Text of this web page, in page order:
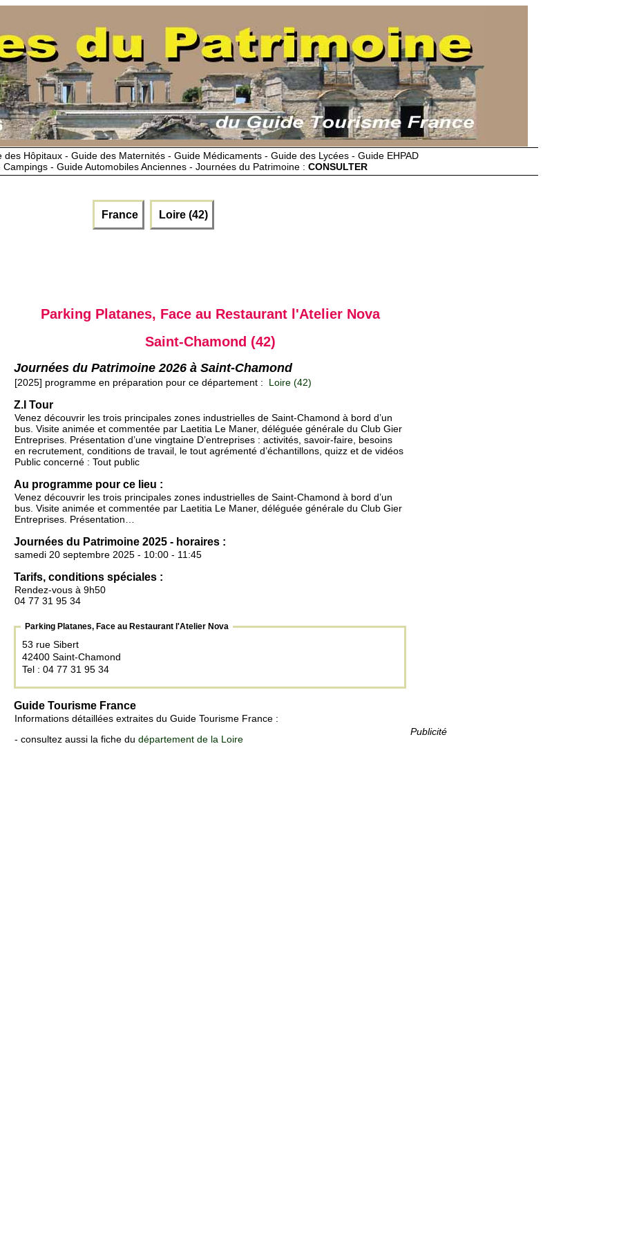
Hôpitaux - Guide des Maternités - Guide Médicaments - Guide des Lycées - Guide EHPAD
- Guide Automobiles Anciennes - Journées du Patrimoine : CONSULTER
France Loire (42)
Publicité
Parking Platanes, Face au Restaurant l'Atelier Nova
Saint-Chamond (42)
Journées du Patrimoine 2026 à Saint-Chamond
[2025] programme en préparation pour ce département : Loire (42)
Z.I Tour
Venez découvrir les trois principales zones industrielles de Saint-Chamond à bord d’un
bus. Visite animée et commentée par Laetitia Le Maner, déléguée générale du Club Gier
Entreprises. Présentation d’une vingtaine D’entreprises : activités, savoir-faire, besoins
en recrutement, conditions de travail, le tout agrémenté d’échantillons, quizz et de vidéos
Public concerné : Tout public
Au programme pour ce lieu :
Venez découvrir les trois principales zones industrielles de Saint-Chamond à bord d’un
bus. Visite animée et commentée par Laetitia Le Maner, déléguée générale du Club Gier
Entreprises. Présentation…
Journées du Patrimoine 2025 - horaires :
samedi 20 septembre 2025 - 10:00 - 11:45
Tarifs, conditions spéciales :
Rendez-vous à 9h50
04 77 31 95 34
Parking Platanes, Face au Restaurant l'Atelier Nova
53 rue Sibert
42400 Saint-Chamond
Tel : 04 77 31 95 34
Guide Tourisme France
Informations détaillées extraites du Guide Tourisme France :
- consultez aussi la fiche du département de la Loire